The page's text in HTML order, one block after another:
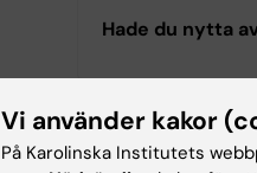
Hade du nytta
Caroline Graff
Vi använder kakor
På Karolinska Institutets